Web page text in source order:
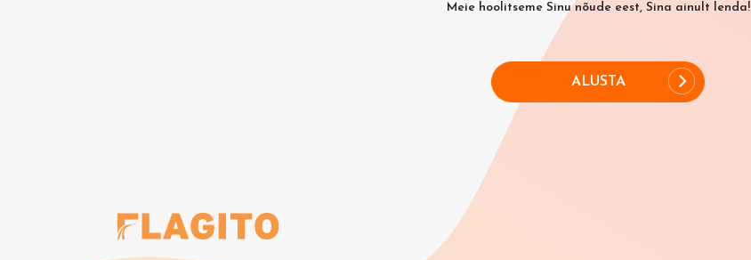
Meie hoolitseme Sinu nõude eest, Sina ainult lenda!
ALUSTA